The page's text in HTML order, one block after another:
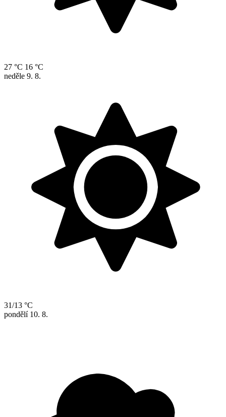
27 °C 16 °C
neděle 9. 8.
31/13 °C
pondělí 10. 8.